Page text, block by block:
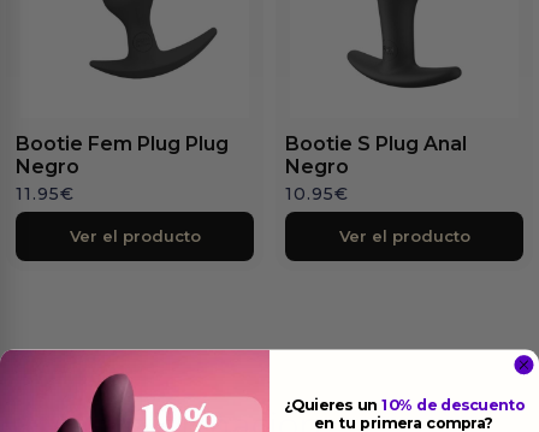
Bootie Fem Plug Plug
Negro
11.95€
Ver el producto
Bootie S Plug Anal
Negro
10.95€
Ver el producto
¿Quieres un10% de descuento
en tu primera compra?